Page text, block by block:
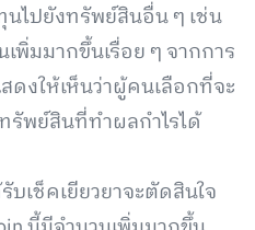
ไปยังทรัพย์สินอื่น ๆ เช่น
พิ่มมากขึ้นเรื่อย ๆ จากการ
งให้เห็นว่าผู้คนเลือกที่จะ
รัพย์สินที่ทำผลกำไรได้
บเช็คเยียวยาจะตัดสินใจ